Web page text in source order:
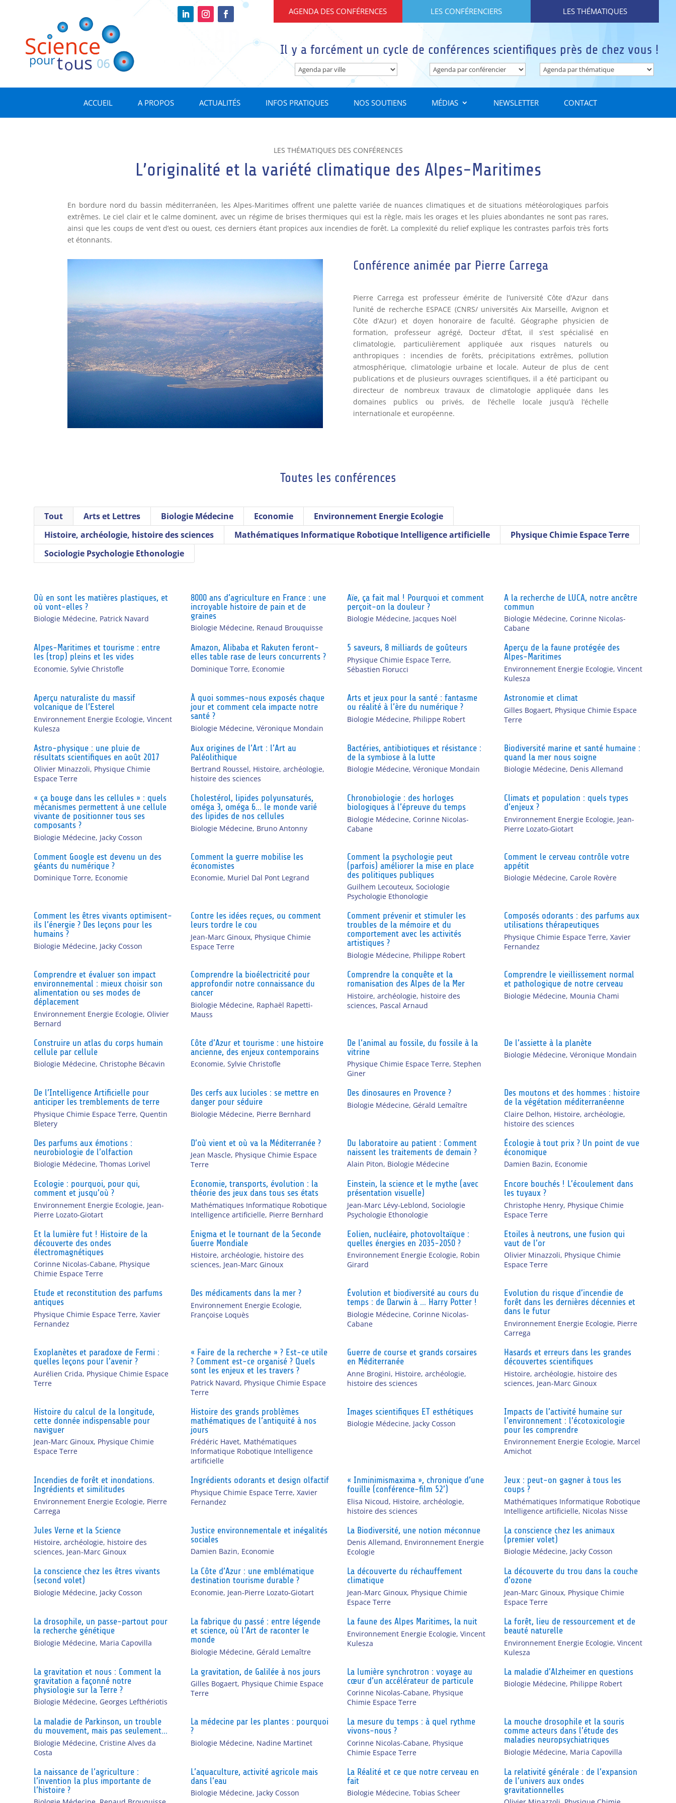
AGENDA DES CONFÉRENCES LES CONFÉRENCIERS LES THÉMATIQUES
Il y a forcément un cycle de conférences scientifiques près de chez vous !
ACCUEIL A PROPOS ACTUALITÉS INFOS PRATIQUES NOS SOUTIENS MÉDIAS NEWSLETTER CONTACT
LES THÉMATIQUES DES CONFÉRENCES
L’originalité et la variété climatique des Alpes-Maritimes
En bordure nord du bassin méditerranéen, les Alpes-Maritimes offrent une palette variée de nuances climatiques et de situations météorologiques parfois
extrêmes. Le ciel clair et le calme dominent, avec un régime de brises thermiques qui est la règle, mais les orages et les pluies abondantes ne sont pas rares,
ainsi que les coups de vent d’est ou ouest, ces derniers étant propices aux incendies de forêt. La complexité du relief explique les contrastes parfois très forts
et étonnants.
Conférence animée par Pierre Carrega
Pierre Carrega est professeur émérite de l’université Côte d’Azur dans
l’unité de recherche ESPACE (CNRS/ universités Aix Marseille, Avignon et
Côte d’Azur) et doyen honoraire de faculté. Géographe physicien de
formation, professeur agrégé, Docteur d’État, il s’est spécialisé en
climatologie, particulièrement appliquée aux risques naturels ou
anthropiques : incendies de forêts, précipitations extrêmes, pollution
atmosphérique, climatologie urbaine et locale. Auteur de plus de cent
publications et de plusieurs ouvrages scientifiques, il a été participant ou
directeur de nombreux travaux de climatologie appliquée dans les
domaines publics ou privés, de l’échelle locale jusqu’à l’échelle
internationale et européenne.
Toutes les conférences
Tout Arts et Lettres Biologie Médecine Economie
Environnement Energie Ecologie
Histoire, archéologie, histoire des sciences
Mathématiques Informatique Robotique Intelligence artificielle
Physique Chimie Espace Terre
Sociologie Psychologie Ethonologie
Où en sont les matières plastiques, et
où vont-elles ?
Biologie Médecine, Patrick Navard
8000 ans d’agriculture en France : une
incroyable histoire de pain et de
graines
Biologie Médecine, Renaud Brouquisse
Aïe, ça fait mal ! Pourquoi et comment
perçoit-on la douleur ?
Biologie Médecine, Jacques Noël
A la recherche de LUCA, notre ancêtre
commun
Biologie Médecine, Corinne Nicolas-
Cabane
Alpes-Maritimes et tourisme : entre
les (trop) pleins et les vides
Economie,Sylvie Christofle
Amazon, Alibaba et Rakuten feront-
elles table rase de leurs concurrents ?
Dominique Torre, Economie
5 saveurs, 8 milliards de goûteurs
Physique Chimie Espace Terre,
Sébastien Fiorucci
Aperçu de la faune protégée des
Alpes-Maritimes
Environnement Energie Ecologie, Vincent
Kulesza
Aperçu naturaliste du massif
volcanique de l’Esterel
Environnement Energie Ecologie,Vincent
Kulesza
À quoi sommes-nous exposés chaque
jour et comment cela impacte notre
santé ?
Biologie Médecine, Véronique Mondain
Arts et jeux pour la santé : fantasme
ou réalité à l’ère du numérique ?
Biologie Médecine, Philippe Robert
Astronomie et climat
Gilles Bogaert, Physique Chimie Espace
Terre
Astro-physique : une pluie de
résultats scientifiques en août 2017
Olivier Minazzoli, Physique Chimie
Espace Terre
Aux origines de l’Art : l’Art au
Paléolithique
Bertrand Roussel, Histoire, archéologie,
histoire des sciences
Bactéries, antibiotiques et résistance :
de la symbiose à la lutte
Biologie Médecine,Véronique Mondain
Biodiversité marine et santé humaine :
quand la mer nous soigne
Biologie Médecine, Denis Allemand
« ça bouge dans les cellules » : quels
mécanismes permettent à une cellule
vivante de positionner tous ses
composants ?
Biologie Médecine, Jacky Cosson
Cholestérol, lipides polyunsaturés,
oméga 3, oméga 6… le monde varié
des lipides de nos cellules
Biologie Médecine, Bruno Antonny
Chronobiologie : des horloges
biologiques à l’épreuve du temps
Biologie Médecine, Corinne Nicolas-
Cabane
Climats et population : quels types
d’enjeux ?
Environnement Energie Ecologie, Jean-
Pierre Lozato-Giotart
Comment Google est devenu un des
géants du numérique ?
Dominique Torre, Economie
Comment la guerre mobilise les
économistes
Economie, Muriel Dal Pont Legrand
Comment la psychologie peut
(parfois) améliorer la mise en place
des politiques publiques
Guilhem Lecouteux,Sociologie
Psychologie Ethonologie
Comment le cerveau contrôle votre
appétit
Biologie Médecine, Carole Rovère
Comment les êtres vivants optimisent-
ils l’énergie ? Des leçons pour les
humains ?
Biologie Médecine, Jacky Cosson
Contre les idées reçues, ou comment
leurs tordre le cou
Jean-Marc Ginoux, Physique Chimie
Espace Terre
Comment prévenir et stimuler les
troubles de la mémoire et du
comportement avec les activités
artistiques ?
Biologie Médecine, Philippe Robert
Composés odorants : des parfums aux
utilisations thérapeutiques
Physique Chimie Espace Terre, Xavier
Fernandez
Comprendre et évaluer son impact
environnemental : mieux choisir son
alimentation ou ses modes de
déplacement
Environnement Energie Ecologie, Olivier
Bernard
Comprendre la bioélectricité pour
approfondir notre connaissance du
cancer
Biologie Médecine, Raphaël Rapetti-
Mauss
Comprendre la conquête et la
romanisation des Alpes de la Mer
Histoire, archéologie, histoire des
sciences, Pascal Arnaud
Comprendre le vieillissement normal
et pathologique de notre cerveau
Biologie Médecine, Mounia Chami
Construire un atlas du corps humain
cellule par cellule
Biologie Médecine, Christophe Bécavin
Côte d’Azur et tourisme : une histoire
ancienne, des enjeux contemporains
Economie, Sylvie Christofle
De l’animal au fossile, du fossile à la
vitrine
Physique Chimie Espace Terre,Stephen
Giner
De l’assiette à la planète
Biologie Médecine, Véronique Mondain
De l’Intelligence Artificielle pour
anticiper les tremblements de terre
Physique Chimie Espace Terre, Quentin
Bletery
Des cerfs aux lucioles : se mettre en
danger pour séduire
Biologie Médecine, Pierre Bernhard
Des dinosaures en Provence ?
Biologie Médecine, Gérald Lemaître
Des moutons et des hommes : histoire
de la végétation méditerranéenne
Claire Delhon, Histoire, archéologie,
histoire des sciences
Des parfums aux émotions :
neurobiologie de l’olfaction
Biologie Médecine,Thomas Lorivel
D’où vient et où va la Méditerranée ?
Jean Mascle, Physique Chimie Espace
Terre
Du laboratoire au patient : Comment
naissent les traitements de demain ?
Alain Piton, Biologie Médecine
Écologie à tout prix ? Un point de vue
économique
Damien Bazin, Economie
Ecologie : pourquoi, pour qui,
comment et jusqu’où ?
Environnement Energie Ecologie, Jean-
Pierre Lozato-Giotart
Economie, transports, évolution : la
théorie des jeux dans tous ses états
Mathématiques Informatique Robotique
Intelligence artificielle, Pierre Bernhard
Einstein, la science et le mythe (avec
présentation visuelle)
Jean-Marc Lévy-Leblond,Sociologie
Psychologie Ethonologie
Encore bouchés ! L’écoulement dans
les tuyaux ?
Christophe Henry, Physique Chimie
Espace Terre
Et la lumière fut ! Histoire de la
découverte des ondes
électromagnétiques
Corinne Nicolas-Cabane, Physique
Chimie Espace Terre
Enigma et le tournant de la Seconde
Guerre Mondiale
Histoire, archéologie, histoire des
sciences, Jean-Marc Ginoux
Eolien, nucléaire, photovoltaïque :
quelles énergies en 2035-2050 ?
Environnement Energie Ecologie, Robin
Girard
Etoiles à neutrons, une fusion qui
vaut de l’or
Olivier Minazzoli, Physique Chimie
Espace Terre
Etude et reconstitution des parfums
antiques
Physique Chimie Espace Terre,Xavier
Fernandez
Des médicaments dans la mer ?
Environnement Energie Ecologie,
Françoise Loquès
Évolution et biodiversité au cours du
temps : de Darwin à … Harry Potter !
Biologie Médecine, Corinne Nicolas-
Cabane
Evolution du risque d’incendie de
forêt dans les dernières décennies et
dans le futur
Environnement Energie Ecologie, Pierre
Carrega
Exoplanètes et paradoxe de Fermi :
quelles leçons pour l’avenir ?
Aurélien Crida, Physique Chimie Espace
Terre
« Faire de la recherche » ? Est-ce utile
? Comment est-ce organisé ? Quels
sont les enjeux et les travers ?
Patrick Navard, Physique Chimie Espace
Terre
Guerre de course et grands corsaires
en Méditerranée
Anne Brogini, Histoire, archéologie,
histoire des sciences
Hasards et erreurs dans les grandes
découvertes scientifiques
Histoire, archéologie, histoire des
sciences, Jean-Marc Ginoux
Histoire du calcul de la longitude,
cette donnée indispensable pour
naviguer
Jean-Marc Ginoux, Physique Chimie
Espace Terre
Histoire des grands problèmes
mathématiques de l’antiquité à nos
jours
Frédéric Havet, Mathématiques
Informatique Robotique Intelligence
artificielle
Images scientifiques ET esthétiques
Biologie Médecine, Jacky Cosson
Impacts de l’activité humaine sur
l’environnement : l’écotoxicologie
pour les comprendre
Environnement Energie Ecologie, Marcel
Amichot
Incendies de forêt et inondations.
Ingrédients et similitudes
Environnement Energie Ecologie, Pierre
Carrega
Ingrédients odorants et design olfactif
Physique Chimie Espace Terre, Xavier
Fernandez
« Inminimismaxima », chronique d’une
fouille (conférence-film 52’)
Elisa Nicoud, Histoire, archéologie,
histoire des sciences
Jeux : peut-on gagner à tous les
coups ?
Mathématiques Informatique Robotique
Intelligence artificielle, Nicolas Nisse
Jules Verne et la Science
Histoire, archéologie, histoire des
sciences, Jean-Marc Ginoux
Justice environnementale et inégalités
sociales
Damien Bazin, Economie
La Biodiversité, une notion méconnue
Denis Allemand, Environnement Energie
Ecologie
La conscience chez les animaux
(premier volet)
Biologie Médecine, Jacky Cosson
La conscience chez les êtres vivants
(second volet)
Biologie Médecine, Jacky Cosson
La Côte d’Azur : une emblématique
destination tourisme durable ?
Economie, Jean-Pierre Lozato-Giotart
La découverte du réchauffement
climatique
Jean-Marc Ginoux, Physique Chimie
Espace Terre
La découverte du trou dans la couche
d’ozone
Jean-Marc Ginoux, Physique Chimie
Espace Terre
La drosophile, un passe-partout pour
la recherche génétique
Biologie Médecine, Maria Capovilla
La fabrique du passé : entre légende
et science, où l’Art de raconter le
monde
Biologie Médecine, Gérald Lemaître
La faune des Alpes Maritimes, la nuit
Environnement Energie Ecologie,Vincent
Kulesza
La forêt, lieu de ressourcement et de
beauté naturelle
Environnement Energie Ecologie, Vincent
Kulesza
La gravitation et nous : Comment la
gravitation a façonné notre
physiologie sur la Terre ?
Biologie Médecine, Georges Lefthériotis
La gravitation, de Galilée à nos jours
Gilles Bogaert, Physique Chimie Espace
Terre
La lumière synchrotron : voyage au
cœur d’un accélérateur de particule
Corinne Nicolas-Cabane, Physique
Chimie Espace Terre
La maladie d’Alzheimer en questions
Biologie Médecine, Philippe Robert
La maladie de Parkinson, un trouble
du mouvement, mais pas seulement…
Biologie Médecine, Cristine Alves da
Costa
La médecine par les plantes : pourquoi
?
Biologie Médecine, Nadine Martinet
La mesure du temps : à quel rythme
vivons-nous ?
Corinne Nicolas-Cabane, Physique
Chimie Espace Terre
La mouche drosophile et la souris
comme acteurs dans l’étude des
maladies neuropsychiatriques
Biologie Médecine, Maria Capovilla
La naissance de l’agriculture :
l’invention la plus importante de
l’histoire ?
L’aquaculture, activité agricole mais
dans l’eau
Biologie Médecine, Jacky Cosson
La Réalité et ce que notre cerveau en
fait
Biologie Médecine,Tobias Scheer
La relativité générale : de l’expansion
de l’univers aux ondes
gravitationnelles